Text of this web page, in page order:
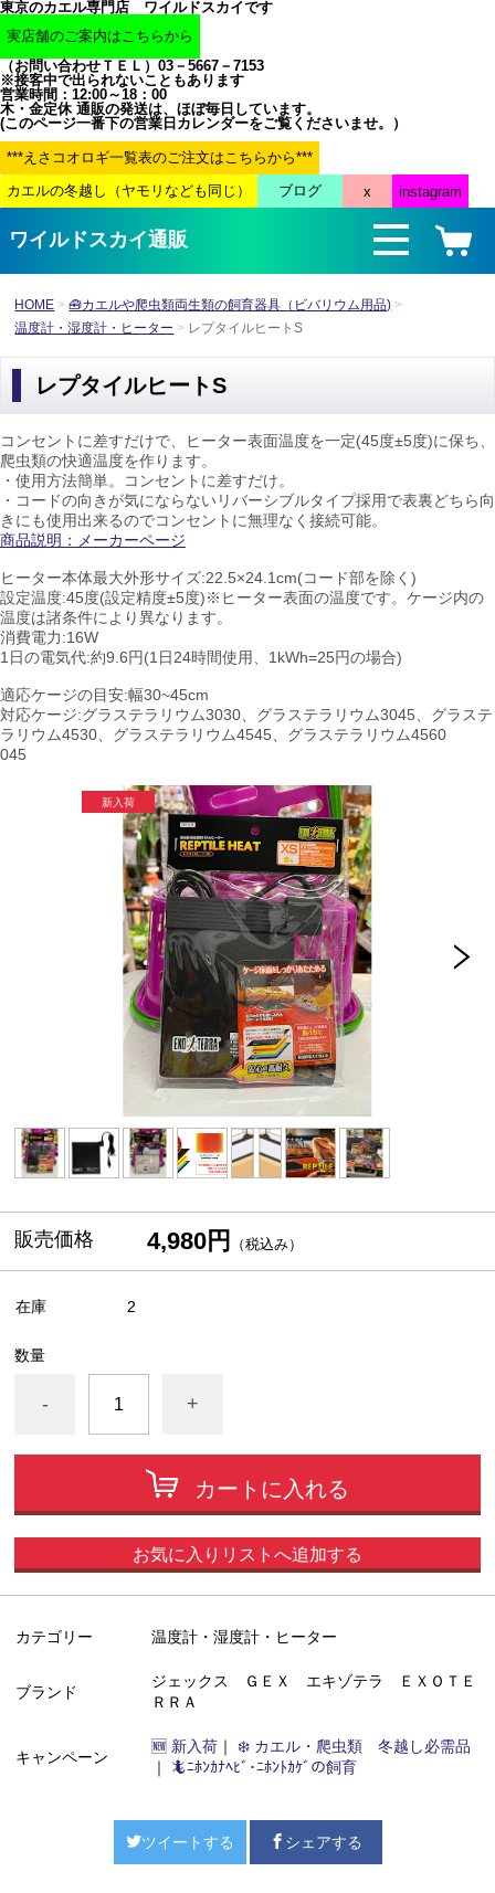
東京のカエル専門店 ワイルドスカイです
（お問い合わせＴＥＬ）03－5667－7153
※接客中で出られないこともあります
営業時間：12:00～18：00
木・金定休 通販の発送は、ほぼ毎日しています。
(このページ一番下の営業日カレンダーをご覧くださいませ。）
ワイルドスカイ通販
HOME
🧰カエルや爬虫類両生類の飼育器具（ビバリウム用品)
温度計・湿度計・ヒーター
レプタイルヒートS
レプタイルヒートS
コンセントに差すだけで、ヒーター表面温度を一定(45度±5度)に保ち、
爬虫類の快適温度を作ります。
・使用方法簡単。コンセントに差すだけ。
・コードの向きが気にならないリバーシブルタイプ採用で表裏どちら向
きにも使用出来るのでコンセントに無理なく接続可能。
商品説明：メーカーページ
ヒーター本体最大外形サイズ:22.5×24.1cm(コード部を除く)
設定温度:45度(設定精度±5度)※ヒーター表面の温度です。ケージ内の
温度は諸条件により異なります。
消費電力:16W
1日の電気代:約9.6円(1日24時間使用、1kWh=25円の場合)
適応ケージの目安:幅30~45cm
対応ケージ:グラステラリウム3030、グラステラリウム3045、グラステ
ラリウム4530、グラステラリウム4545、グラステラリウム4560
045
販売価格 4,980円 （税込み）
在庫 2
数量
- +
カートに入れる
お気に入りリストへ追加する
カテゴリー 温度計・湿度計・ヒーター
ブランド
ジェックス ＧＥＸ エキゾテラ ＥＸＯＴＥ
ＲＲＡ
キャンペーン
🆕 新入荷｜ ❄️ カエル・爬虫類 冬越し必需品
｜ 🦎ﾆﾎﾝｶﾅﾍﾋﾞ･ﾆﾎﾝﾄｶｹﾞの飼育
ツイートする シェアする